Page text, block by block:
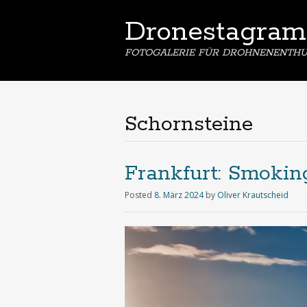
Dronestagram
FOTOGALERIE FÜR
Schornsteine
Frankfurt:
Posted 8. März 2024 by Oliver Krautscheid